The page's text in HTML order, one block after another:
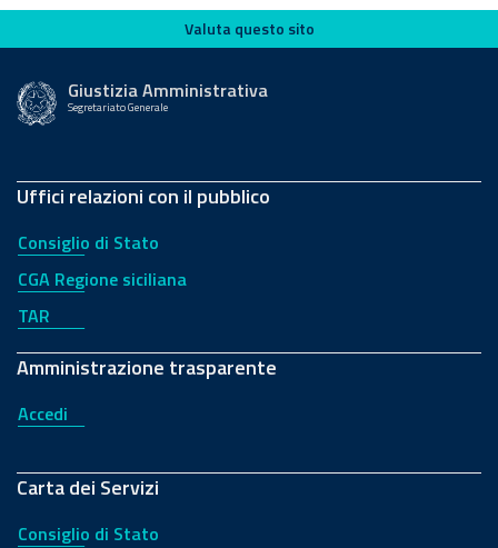
Valuta questo sito
Valuta questo sito
Giustizia Amministrativa
Segretariato Generale
Uffici relazioni con il pubblico
Consiglio di Stato
CGA Regione siciliana
TAR
Amministrazione trasparente
Accedi
Carta dei Servizi
Consiglio di Stato